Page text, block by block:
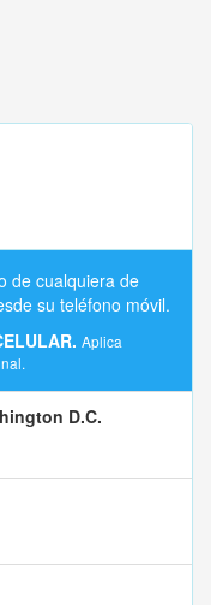
de cualquiera de
su teléfono móvil.
Aplica
D.C.